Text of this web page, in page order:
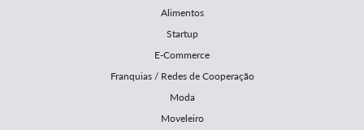
Alimentos
Startup
E-Commerce
Franquias / Redes de Cooperação
Moda
Moveleiro